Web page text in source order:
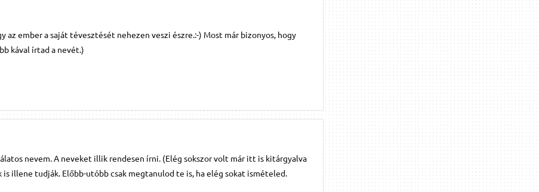
az ember a saját tévesztését nehezen veszi észre.:-) Most már bizonyos, hogy
kával írtad a nevét.)
nevem. A neveket illik rendesen írni. (Elég sokszor volt már itt is kitárgyalva
is illene tudják. Előbb-utóbb csak megtanulod te is, ha elég sokat ismételed.